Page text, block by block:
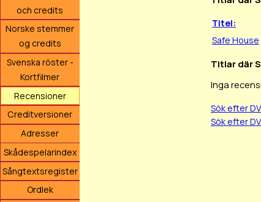
och credits
Norske stemmer
og credits
Svenska röster -
Kortfilmer
Recensioner
Creditversioner
Adresser
Skådespelarindex
Sångtextsregister
Ordlek
Titel:
Safe House
Titlar där
Inga
Sök efter
Sök efter